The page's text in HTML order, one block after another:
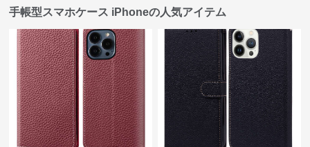
手帳型スマホケース iPhoneの人気アイテム